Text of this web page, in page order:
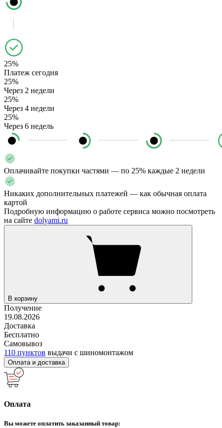
25%
Платеж сегодня
25%
Через 2 недели
25%
Через 4 недели
25%
Через 6 недель
Оплачивайте покупки частями — по 25% каждые 2 недели
Никаких дополнительных платежей — как обычная оплата
картой
Подробную информацию о работе сервиса можно посмотреть
на сайте dolyami.ru
В корзину
Получение
19.08.2026
Доставка
Бесплатно
Самовывоз
110 пунктов выдачи с шиномонтажом
Оплата и доставка
Оплата
Вы можете оплатить заказанный товар: